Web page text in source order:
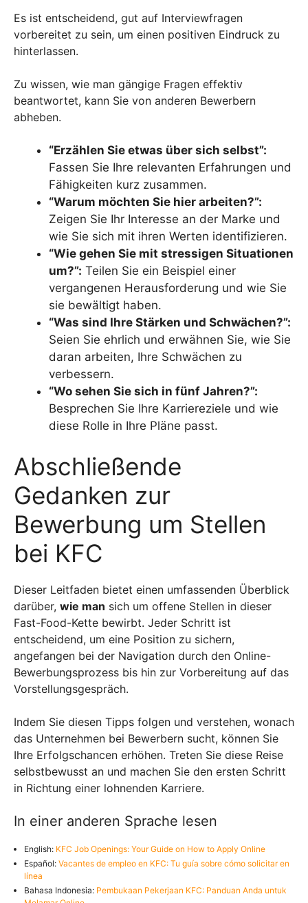
Es ist entscheidend, gut auf Interviewfragen
vorbereitet zu sein, um einen positiven Eindruck zu
hinterlassen.
Zu wissen, wie man gängige Fragen effektiv
beantwortet, kann Sie von anderen Bewerbern
abheben.
“Erzählen Sie etwas über sich selbst”:
Fassen Sie Ihre relevanten Erfahrungen und
Fähigkeiten kurz zusammen.
“Warum möchten Sie hier arbeiten?”:
Zeigen Sie Ihr Interesse an der Marke und
wie Sie sich mit ihren Werten identifizieren.
“Wie gehen Sie mit stressigen Situationen
um?”: Teilen Sie ein Beispiel einer
vergangenen Herausforderung und wie Sie
sie bewältigt haben.
“Was sind Ihre Stärken und Schwächen?”:
Seien Sie ehrlich und erwähnen Sie, wie Sie
daran arbeiten, Ihre Schwächen zu
verbessern.
“Wo sehen Sie sich in fünf Jahren?”:
Besprechen Sie Ihre Karriereziele und wie
diese Rolle in Ihre Pläne passt.
Abschließende
Gedanken zur
Bewerbung um Stellen
bei KFC
Dieser Leitfaden bietet einen umfassenden Überblick
darüber, wie man sich um offene Stellen in dieser
Fast-Food-Kette bewirbt. Jeder Schritt ist
entscheidend, um eine Position zu sichern,
angefangen bei der Navigation durch den Online-
Bewerbungsprozess bis hin zur Vorbereitung auf das
Vorstellungsgespräch.
Indem Sie diesen Tipps folgen und verstehen, wonach
das Unternehmen bei Bewerbern sucht, können Sie
Ihre Erfolgschancen erhöhen. Treten Sie diese Reise
selbstbewusst an und machen Sie den ersten Schritt
in Richtung einer lohnenden Karriere.
In einer anderen Sprache lesen
English: KFC Job Openings: Your Guide on How to Apply Online
Español: Vacantes de empleo en KFC: Tu guía sobre cómo solicitar en
línea
Bahasa Indonesia: Pembukaan Pekerjaan KFC: Panduan Anda untuk